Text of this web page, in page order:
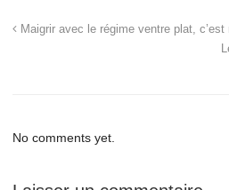
Maigrir avec le régime ventre plat, c’est
No comments yet.